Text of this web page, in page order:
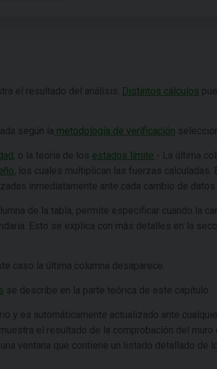
el resultado del análisis. Distintos cálculos
según la metodología de verificación
, o la teoría de los estados límite - La última
, los cuales multiplican las fuerzas calculadas.
inmediatamente ante cada cambio de
de la tabla, permite especificar cuando la
Esto se explica con más detalles en la
caso la última columna desaparece.
se describe en la parte teórica de este capítulo.
y es automáticamente actualizado ante
el resultado de la comprobación del muro
ventana que contiene un listado detallado de